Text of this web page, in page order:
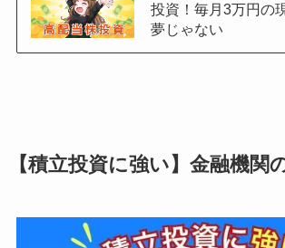
投資！毎月3万円の
夢じゃない
【積立投資に強い】金融機関